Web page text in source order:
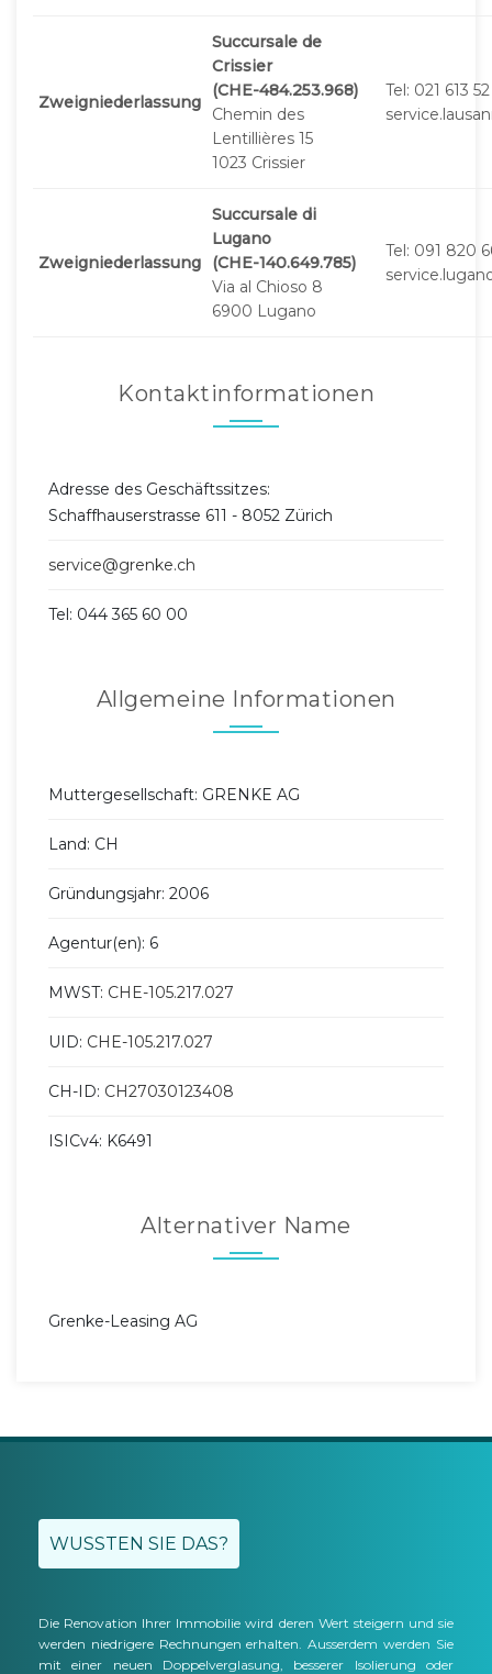
Zweigniederlassung
Succursale de
Crissier
(CHE-484.253.968)
Chemin des
Lentillières 15
1023 Crissier
Tel: 021 613
Zweigniederlassung
Succursale di
Lugano
(CHE-140.649.785)
Via al Chioso 8
6900 Lugano
Tel: 091 820
Kontaktinformationen
Adresse des Geschäftssitzes:
Schaffhauserstrasse 611 - 8052 Zürich
service@grenke.ch
Tel: 044 365 60 00
Allgemeine Informationen
Muttergesellschaft: GRENKE AG
Land: CH
Gründungsjahr: 2006
Agentur(en): 6
MWST: CHE-105.217.027
UID: CHE-105.217.027
CH-ID: CH27030123408
ISICv4: K6491
Alternativer Name
Grenke-Leasing AG
WUSSTEN SIE DAS?
Die Renovation Ihrer Immobilie wird deren Wert steigern und sie
werden niedrigere Rechnungen erhalten. Ausserdem werden Sie
mit einer neuen Doppelverglasung, besserer Isolierung oder